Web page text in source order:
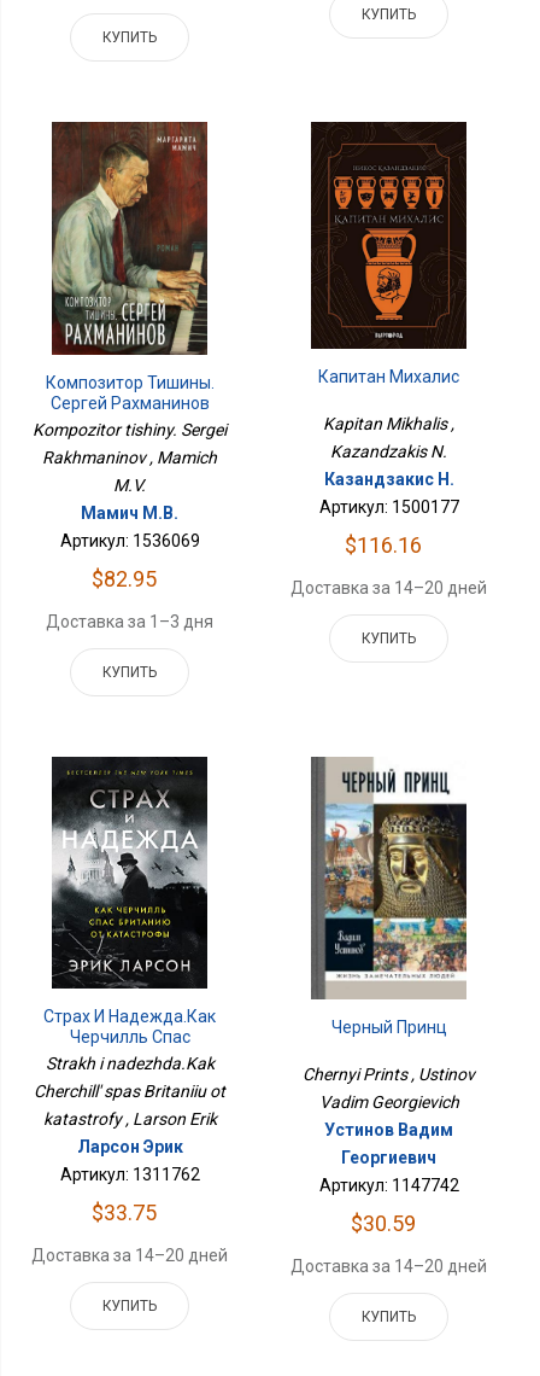
КУПИТЬ
КУПИТЬ
Композитор Тишины.
Сергей Рахманинов
Kompozitor tishiny. Sergei
Rakhmaninov , Mamich
M.V.
Мамич М.В.
Артикул: 1536069
$82.95
Доставка за 1–3 дня
КУПИТЬ
Капитан Михалис
Kapitan Mikhalis ,
Kazandzakis N.
Казандзакис Н.
Артикул: 1500177
$116.16
Доставка за 14–20 дней
КУПИТЬ
Страх И Надежда.Как
Черчилль Спас
Британию От
Strakh i nadezhda.Kak
Cherchill' spas Britaniiu ot
katastrofy , Larson Erik
Ларсон Эрик
Артикул: 1311762
$33.75
Доставка за 14–20 дней
КУПИТЬ
Черный Принц
Chernyi Prints , Ustinov
Vadim Georgievich
Устинов Вадим
Георгиевич
Артикул: 1147742
$30.59
Доставка за 14–20 дней
КУПИТЬ